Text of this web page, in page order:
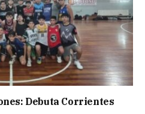
Debuta Corrientes